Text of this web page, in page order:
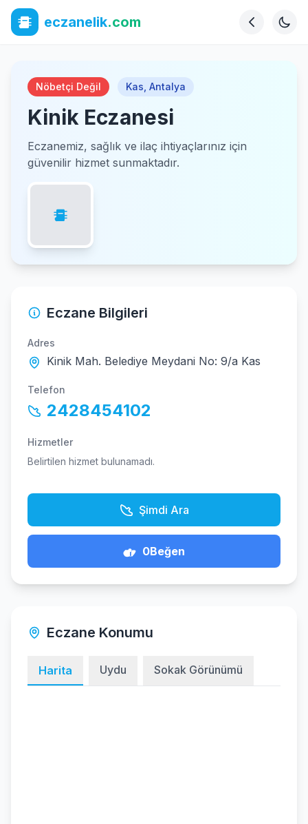
eczanelik.com
Nöbetçi Değil Kas Antalya
Kinik Eczanesi
Eczanemiz, sağlık ve ilaç ihtiyaçlarınız için
güvenilir hizmet sunmaktadır.
Eczane Bilgileri
Adres
Kinik Mah. Belediye Meydani No: 9/a Kas
Telefon
2428454102
Hizmetler
Belirtilen hizmet bulunamadı.
Şimdi Ara
0Beğen
Eczane Konumu
Harita Uydu Sokak Görünümü